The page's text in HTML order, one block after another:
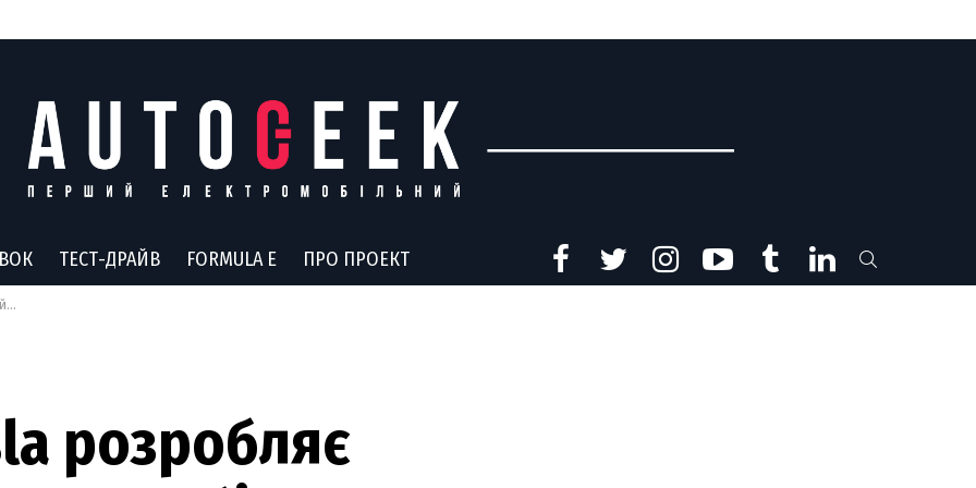
ТЕСТ-ДРАЙВ FORMULA E ПРО ПРОЕКТ
розробляє